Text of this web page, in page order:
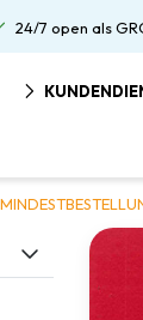
24/7 open als